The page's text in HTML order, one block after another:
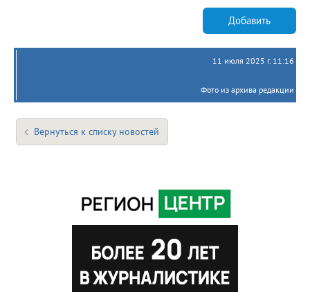
Добавить
11 июля 2025 г. 11:16
Фото из архива редакции
Вернуться к списку новостей